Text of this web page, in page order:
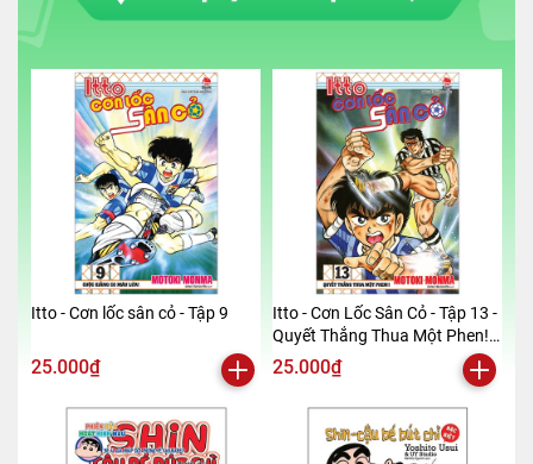
Itto - Cơn lốc sân cỏ - Tập 9
25.000₫
Itto - Cơn Lốc Sân Cỏ - Tập 13 -
Quyết Thắng Thua Một Phen!!
(Tái Bản 2024)
25.000₫